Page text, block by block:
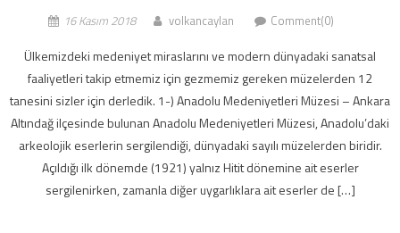
16 Kasım 2018 volkancaylan Comment(0)
Ülkemizdeki medeniyet miraslarını ve modern dünyadaki sanatsal
faaliyetleri takip etmemiz için gezmemiz gereken müzelerden 12
tanesini sizler için derledik. 1-) Anadolu Medeniyetleri Müzesi – Ankara
Altındağ ilçesinde bulunan Anadolu Medeniyetleri Müzesi, Anadolu’daki
arkeolojik eserlerin sergilendiği, dünyadaki sayılı müzelerden biridir.
Açıldığı ilk dönemde (1921) yalnız Hitit dönemine ait eserler
sergilenirken, zamanla diğer uygarlıklara ait eserler de […]